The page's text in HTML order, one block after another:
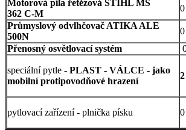
Motorová pila řetězová STIHL MS
362 C-M
0
Průmyslový odvlhčovač ATIKA ALE
500N
0
Přenosný osvětlovací systém
speciální pytle - PLAST - VÁLCE - jako
mobilní protipovodňové hrazení
2
pytlovací zařízení - plnička písku
0